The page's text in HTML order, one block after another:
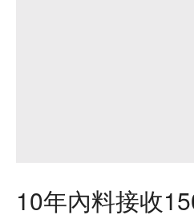
10年內料接收